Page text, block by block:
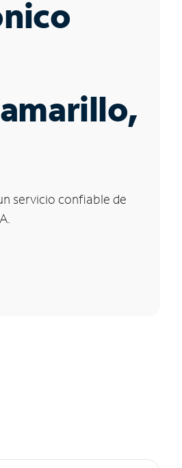
servicio confiable de